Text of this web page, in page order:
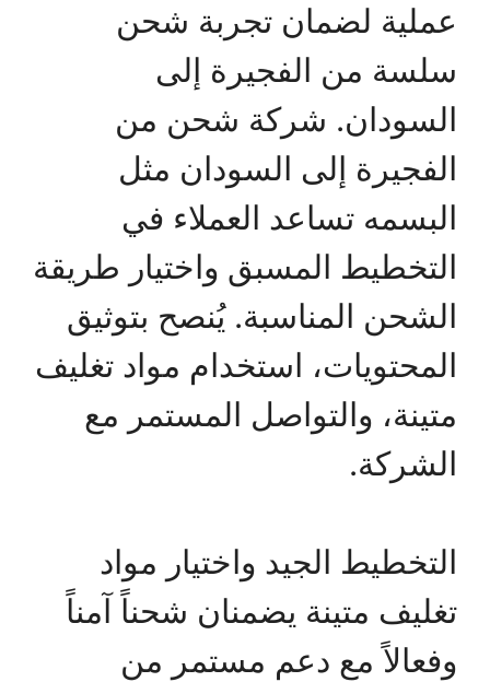
عملية لضمان تجربة شحن
سلسة من الفجيرة إلى
السودان. شركة شحن من
الفجيرة إلى السودان مثل
البسمه تساعد العملاء في
التخطيط المسبق واختيار طريقة
الشحن المناسبة. يُنصح بتوثيق
المحتويات، استخدام مواد تغليف
متينة، والتواصل المستمر مع
الشركة.
التخطيط الجيد واختيار مواد
تغليف متينة يضمنان شحناً آمناً
وفعالاً مع دعم مستمر من